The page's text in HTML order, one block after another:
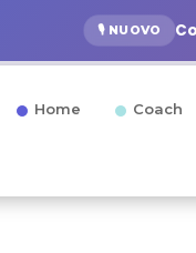
🎙️ NUOVO
Home Coach